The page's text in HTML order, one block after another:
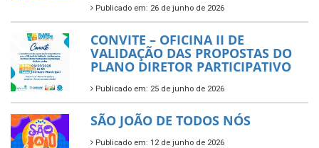
Publicado em: 26 de junho de 2026
CONVITE – OFICINA II DE
VALIDAÇÃO DAS PROPOSTAS DO
PLANO DIRETOR PARTICIPATIVO
Publicado em: 25 de junho de 2026
SÃO JOÃO DE TODOS NÓS
Publicado em: 12 de junho de 2026